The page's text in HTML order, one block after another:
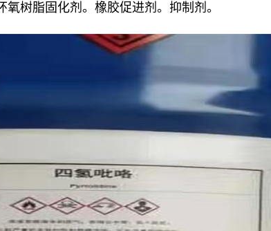
树脂固化剂。橡胶促进剂。抑制剂。